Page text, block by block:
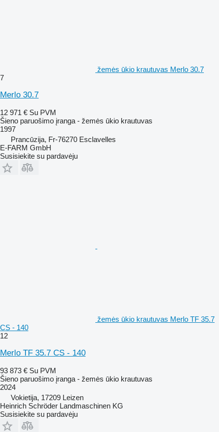
žemės ūkio krautuvas Merlo 30.7
7
Merlo 30.7
12 971 € Su PVM
Šieno paruošimo įranga - žemės ūkio krautuvas
1997
Prancūzija, Fr-76270 Esclavelles
E-FARM GmbH
Susisiekite su pardavėju
žemės ūkio krautuvas Merlo TF 35.7
CS - 140
12
Merlo TF 35.7 CS - 140
93 873 € Su PVM
Šieno paruošimo įranga - žemės ūkio krautuvas
2024
Vokietija, 17209 Leizen
Heinrich Schröder Landmaschinen KG
Susisiekite su pardavėju